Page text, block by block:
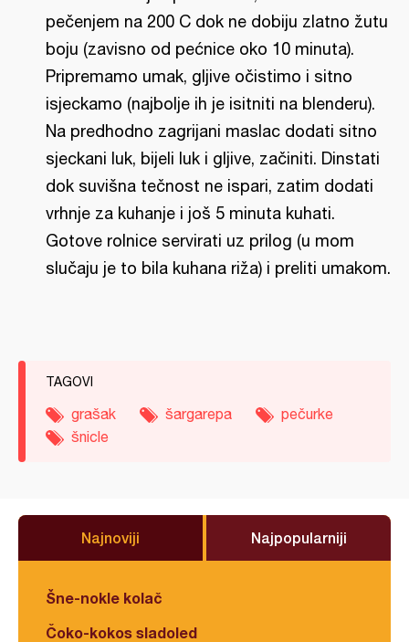
pečenjem na 200 C dok ne dobiju zlatno žutu
boju (zavisno od pećnice oko 10 minuta).
Pripremamo umak, gljive očistimo i sitno
isjeckamo (najbolje ih je isitniti na blenderu).
Na predhodno zagrijani maslac dodati sitno
sjeckani luk, bijeli luk i gljive, začiniti. Dinstati
dok suvišna tečnost ne ispari, zatim dodati
vrhnje za kuhanje i još 5 minuta kuhati.
Gotove rolnice servirati uz prilog (u mom
slučaju je to bila kuhana riža) i preliti umakom.
TAGOVI
grašak šargarepa
pečurke
šnicle
Najnoviji Najpopularniji
Šne-nokle kolač
Čoko-kokos sladoled